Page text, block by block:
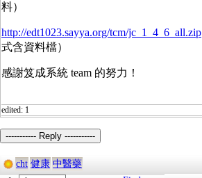
料）
http://edt1023.sayya.org/tcm/jc_1_4_6_all.zip
式含資料檔）
感謝笈成系統 team 的努力！
edited: 1
----------- Reply -----------
cht 健康 中醫藥